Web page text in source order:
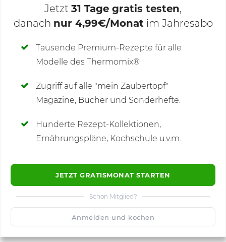
Deine Notizen
Jetzt 31 Tage gratis testen,
danach nur 4,99€/Monat im Jahresabo
Tausende Premium-Rezepte für alle
Modelle des Thermomix®
Zugriff auf alle "mein Zaubertopf"
Magazine, Bücher und Sonderhefte.
Hunderte Rezept-Kollektionen,
Ernährungspläne, Kochschule u.v.m.
JETZT GRATISMONAT STARTEN
Schon Mitglied?
Anmelden und kochen
Kommentare
🙂 1500 Speichern